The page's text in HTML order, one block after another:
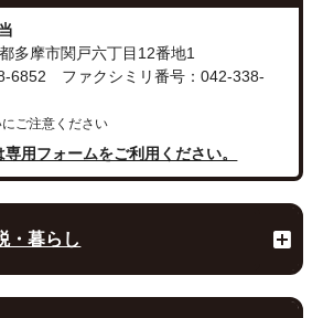
多摩市関戸六丁目12番地1
6852 ファクシミリ番号：042-338-
ご注意ください
用フォームをご利用ください。
・暮らし